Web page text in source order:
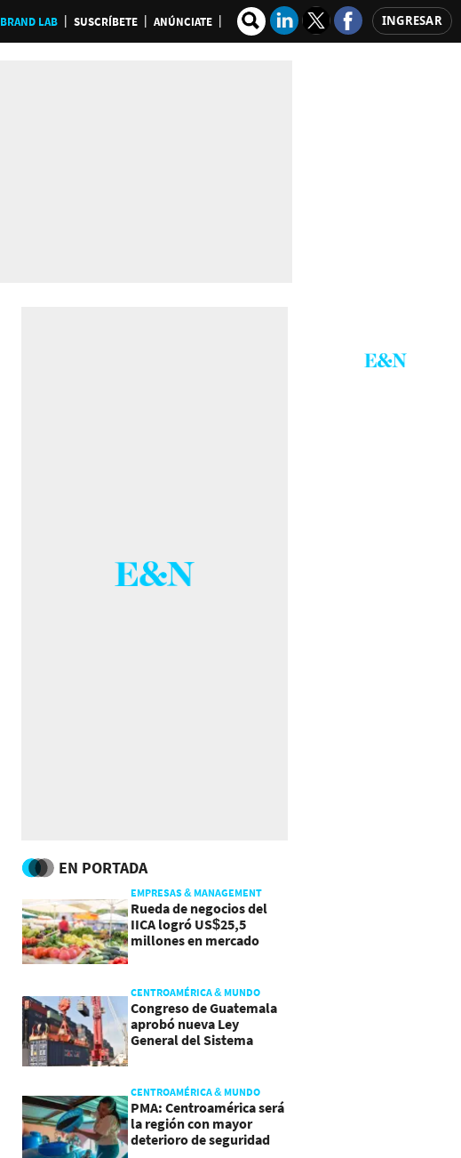
BRAND LAB SUSCRÍBETE ANÚNCIATE INGRESAR
EN PORTADA
EMPRESAS & MANAGEMENT
Rueda de negocios del
IICA logró US$25,5
millones en mercado
CENTROAMÉRICA & MUNDO
Congreso de Guatemala
aprobó nueva Ley
General del Sistema
CENTROAMÉRICA & MUNDO
PMA: Centroamérica será
la región con mayor
deterioro de seguridad